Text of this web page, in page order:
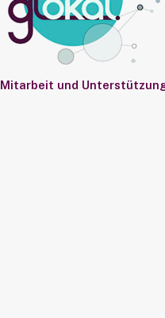
Mitarbeit und